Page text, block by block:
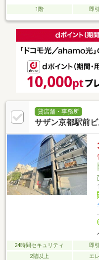
1階 即
貸店舗・事務所
サザン京都駅前
24時間セキュリティ 即
2階以上
エ